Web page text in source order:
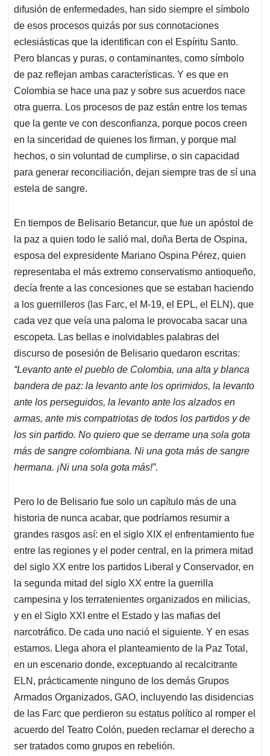
p
k
n
difusión de enfermedades, han sido siempre el símbolo
de esos procesos quizás por sus connotaciones
eclesiásticas que la identifican con el Espíritu Santo.
Pero blancas y puras, o contaminantes, como símbolo
de paz reflejan ambas características. Y es que en
Colombia se hace una paz y sobre sus acuerdos nace
otra guerra. Los procesos de paz están entre los temas
que la gente ve con desconfianza, porque pocos creen
en la sinceridad de quienes los firman, y porque mal
hechos, o sin voluntad de cumplirse, o sin capacidad
para generar reconciliación, dejan siempre tras de sí una
estela de sangre.
En tiempos de Belisario Betancur, que fue un apóstol de
la paz a quien todo le salió mal, doña Berta de Ospina,
esposa del expresidente Mariano Ospina Pérez, quien
representaba el más extremo conservatismo antioqueño,
decía frente a las concesiones que se estaban haciendo
a los guerrilleros (las Farc, el M-19, el EPL, el ELN), que
cada vez que veía una paloma le provocaba sacar una
escopeta. Las bellas e inolvidables palabras del
discurso de posesión de Belisario quedaron escritas:
“Levanto ante el pueblo de Colombia, una alta y blanca
bandera de paz: la levanto ante los oprimidos, la levanto
ante los perseguidos, la levanto ante los alzados en
armas, ante mis compatriotas de todos los partidos y de
los sin partido. No quiero que se derrame una sola gota
más de sangre colombiana. Ni una gota más de sangre
hermana. ¡Ni una sola gota más!”.
Pero lo de Belisario fue solo un capítulo más de una
historia de nunca acabar, que podríamos resumir a
grandes rasgos así: en el siglo XIX el enfrentamiento fue
entre las regiones y el poder central, en la primera mitad
del siglo XX entre los partidos Liberal y Conservador, en
la segunda mitad del siglo XX entre la guerrilla
campesina y los terratenientes organizados en milicias,
y en el Siglo XXI entre el Estado y las mafias del
narcotráfico. De cada uno nació el siguiente. Y en esas
estamos. Llega ahora el planteamiento de la Paz Total,
en un escenario donde, exceptuando al recalcitrante
ELN, prácticamente ninguno de los demás Grupos
Armados Organizados, GAO, incluyendo las disidencias
de las Farc que perdieron su estatus político al romper el
acuerdo del Teatro Colón, pueden reclamar el derecho a
ser tratados como grupos en rebelión.